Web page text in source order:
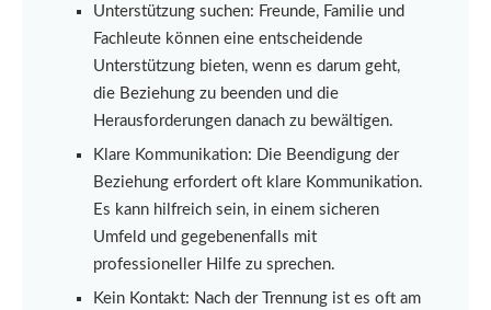
Unterstützung suchen: Freunde, Familie und
Fachleute können eine entscheidende
Unterstützung bieten, wenn es darum geht,
die Beziehung zu beenden und die
Herausforderungen danach zu bewältigen.
Klare Kommunikation: Die Beendigung der
Beziehung erfordert oft klare Kommunikation.
Es kann hilfreich sein, in einem sicheren
Umfeld und gegebenenfalls mit
professioneller Hilfe zu sprechen.
Kein Kontakt: Nach der Trennung ist es oft am